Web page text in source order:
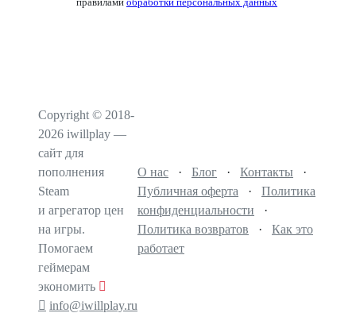
правилами обработки персональных данных
Copyright © 2018-
2026 iwillplay —
сайт для
пополнения
Steam
и агрегатор цен
на игры.
Помогаем
геймерам
экономить
info@iwillplay.ru
О нас · Блог · Контакты ·
Публичная оферта · Политика
конфиденциальности ·
Политика возвратов · Как это
работает